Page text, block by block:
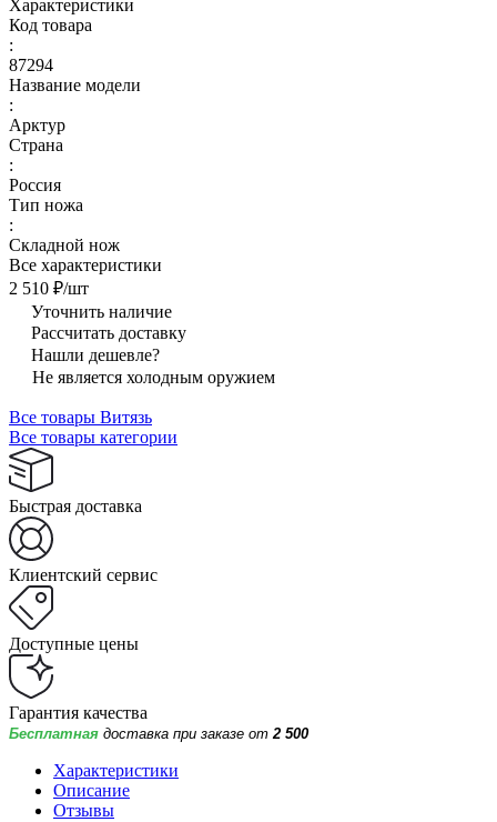
Характеристики
Код товара
:
87294
Название модели
:
Арктур
Страна
:
Россия
Тип ножа
:
Складной нож
Все характеристики
2 510 ₽/шт
Уточнить наличие
Рассчитать доставку
Нашли дешевле?
Не является холодным оружием
Все товары Витязь
Все товары категории
Быстрая доставка
Клиентский сервис
Доступные цены
Гарантия качества
Бесплатная доставка при заказе от 2 500
Характеристики
Описание
Отзывы